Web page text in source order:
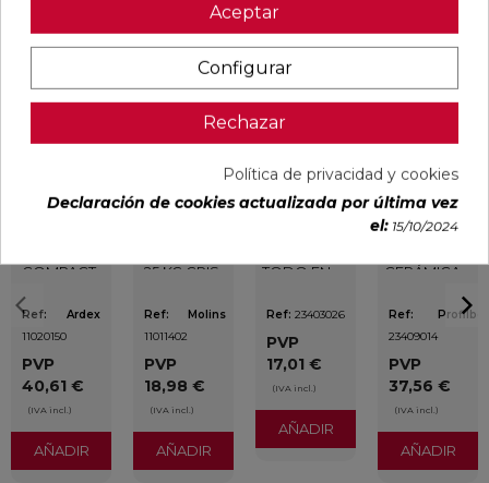
Productos relacionados
COMPACT
SACO 25
KG
Ref:
11020150
Ardex
PVP
40,61 €
(IVA incl.)
favorite
AÑADIR
25 KG GRIS
Ref:
11011402
Molins
PVP
18,98 €
(IVA incl.)
favorite
AÑADIR
TODO EN
Ref: 23403026
PVP
17,01 €
(IVA incl.)
favorite
AÑADIR
CERÁMICA
Ref:
23409014
Profilber
PVP
37,56 €
(IVA incl.)
favorite
AÑADIR
Aceptar
Configurar
Rechazar
Política de privacidad y cookies
Declaración de cookies actualizada por última vez
el: 15/10/2024